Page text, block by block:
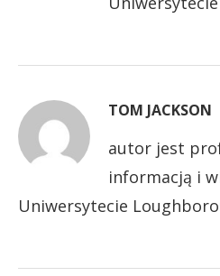
TOM JACKSON
autor jest
informacją i
Uniwersytecie